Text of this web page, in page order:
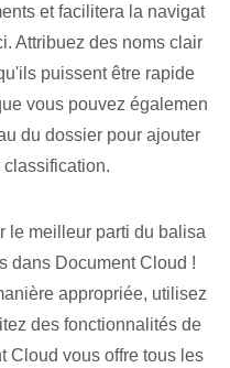
et facilitera la navigat
Attribuez des noms clair
puissent être rapide
vous pouvez égalemen
du dossier pour ajouter
le meilleur parti du balisa
dans Document Cloud !
appropriée, utilisez
des fonctionnalités de
Cloud vous offre tous les